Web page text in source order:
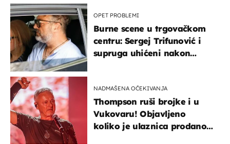
OPET PROBLEMI
Burne scene u trgovačkom
centru: Sergej Trifunović i
supruga uhićeni nakon
NADMAŠENA OČEKIVANJA
Thompson ruši brojke i u
Vukovaru! Objavljeno
koliko je ulaznica prodano